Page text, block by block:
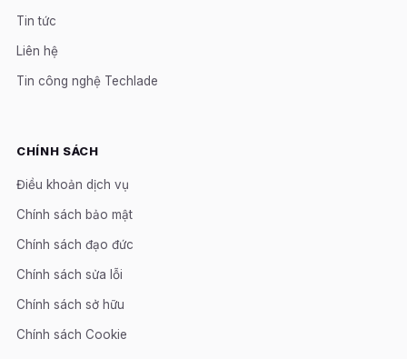
Tin tức
Liên hệ
Tin công nghệ Techlade
CHÍNH SÁCH
Điều khoản dịch vụ
Chính sách bảo mật
Chính sách đạo đức
Chính sách sửa lỗi
Chính sách sở hữu
Chính sách Cookie